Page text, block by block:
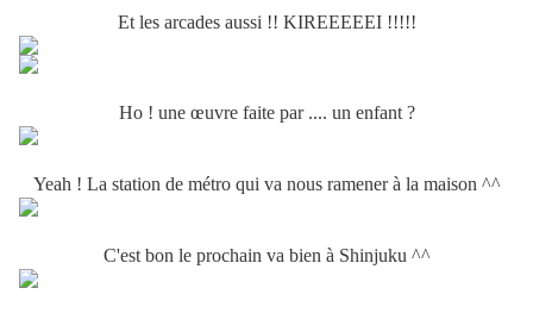
Et les arcades aussi !! KIREEEEEI !!!!!
Ho ! une œuvre faite par .... un enfant ?
Yeah ! La station de métro qui va nous ramener à la maison ^^
C'est bon le prochain va bien à Shinjuku ^^